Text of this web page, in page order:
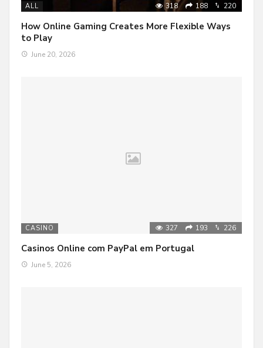
ALL 318 188 220
How Online Gaming Creates More Flexible Ways
to Play
June 20, 2026
CASINO 327 193 226
Casinos Online com PayPal em Portugal
June 5, 2026